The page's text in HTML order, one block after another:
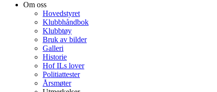
Om oss
Hovedstyret
Klubbhåndbok
Klubbtøy
Bruk av bilder
Galleri
Historie
Hof ILs lover
Politiattester
Årsmøter